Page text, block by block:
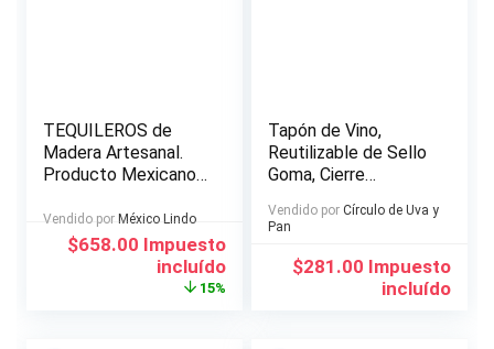
TEQUILEROS de
Madera Artesanal.
Producto Mexicano.
HECHO EN MEXICO
Vendido por México Lindo
El
$658.00El
precio
actual
Impuesto
incluído
15%
Tapón de Vino,
Reutilizable de Sello
Goma, Cierre
Vendido por Círculo de Uva y
Pan
$281.00 Impuesto
incluído